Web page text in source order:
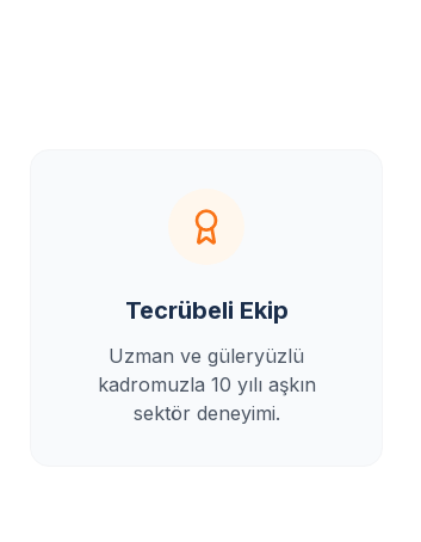
Tecrübeli Ekip
Uzman ve güleryüzlü
kadromuzla 10 yılı aşkın
sektör deneyimi.